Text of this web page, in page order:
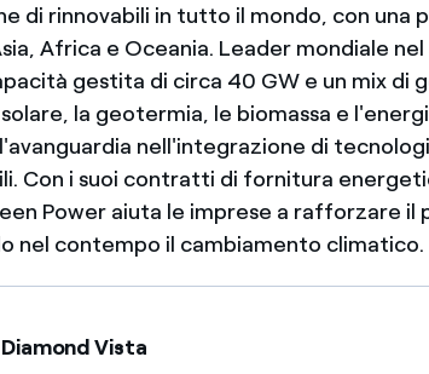
di rinnovabili in tutto il mondo, con una
Africa e Oceania. Leader mondiale
gestita di circa 40 GW e un mix di
solare, la geotermia, le biomassa e
nell'integrazione di
Con i suoi contratti di fornitura
Power aiuta le imprese a rafforzare
nel contempo il cambiamento climatico.
Vista